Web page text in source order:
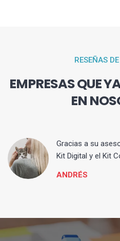
RESEÑAS
EMPRESAS QUE
EN
Gracias a su
Kit Digital y el Kit
ANDRÉS